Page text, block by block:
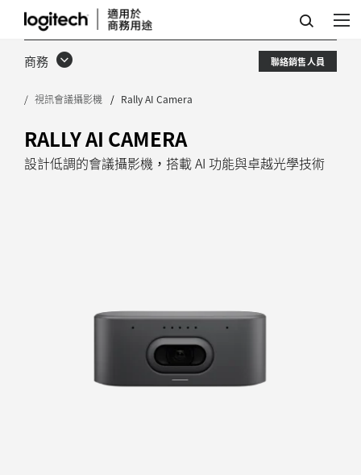
RALLY
AI
CAMERA：
智
慧
取
商務 聯絡銷售人員
視訊會議攝影機 Rally AI Camera
RALLY AI CAMERA
設計低調的會議攝影機，搭載 AI 功能與卓越光學技術